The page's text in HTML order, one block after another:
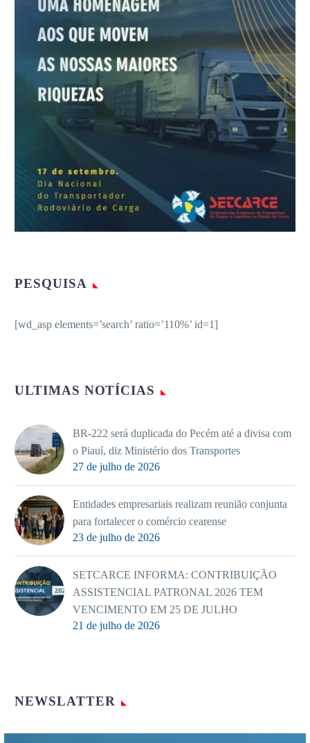
PESQUISA
[wd_asp elements=’search’ ratio=’110%’ id=1]
ULTIMAS NOTÍCIAS
BR-222 será duplicada do Pecém até a divisa com
o Piauí, diz Ministério dos Transportes
27 de julho de 2026
Entidades empresariais realizam reunião conjunta
para fortalecer o comércio cearense
23 de julho de 2026
SETCARCE INFORMA: CONTRIBUIÇÃO
ASSISTENCIAL PATRONAL 2026 TEM
VENCIMENTO EM 25 DE JULHO
21 de julho de 2026
NEWSLATTER